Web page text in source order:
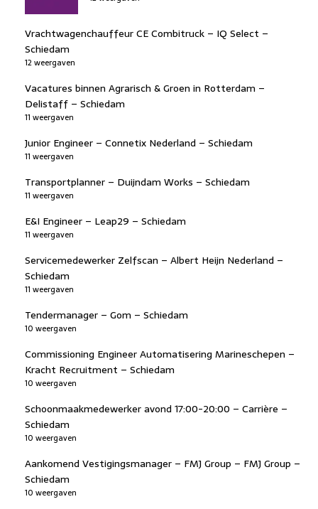
Vrachtwagenchauffeur CE Combitruck – IQ Select –
Schiedam
12 weergaven
Vacatures binnen Agrarisch & Groen in Rotterdam –
Delistaff – Schiedam
11 weergaven
Junior Engineer – Connetix Nederland – Schiedam
11 weergaven
Transportplanner – Duijndam Works – Schiedam
11 weergaven
E&I Engineer – Leap29 – Schiedam
11 weergaven
Servicemedewerker Zelfscan – Albert Heijn Nederland –
Schiedam
11 weergaven
Tendermanager – Gom – Schiedam
10 weergaven
Commissioning Engineer Automatisering Marineschepen –
Kracht Recruitment – Schiedam
10 weergaven
Schoonmaakmedewerker avond 17:00-20:00 – Carrière –
Schiedam
10 weergaven
Aankomend Vestigingsmanager – FMJ Group – FMJ Group –
Schiedam
10 weergaven